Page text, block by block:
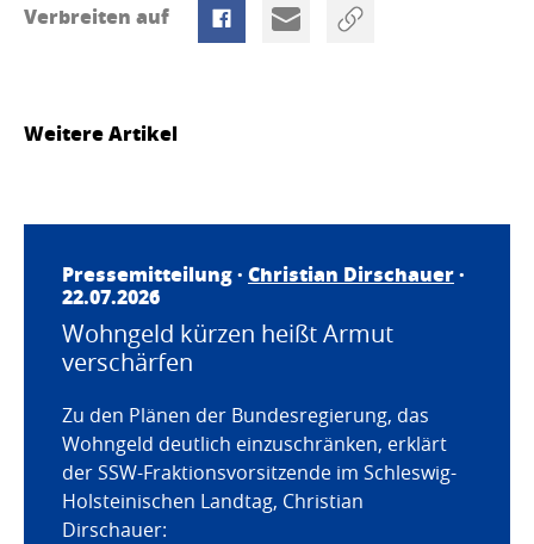
Verbreiten auf
Weitere Artikel
Pressemitteilung · Christian Dirschauer·
22.07.2026
Wohngeld kürzen heißt Armut
verschärfen
Zu den Plänen der Bundesregierung, das
Wohngeld deutlich einzuschränken, erklärt
der SSW-Fraktionsvorsitzende im Schleswig-
Holsteinischen Landtag, Christian
Dirschauer: